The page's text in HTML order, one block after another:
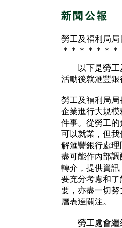
勞工及福利局
＊＊＊＊＊＊
以下是勞工及
活動後就滙豐
勞工及福利局
企業進行大規
件事。從勞工
可以就業，但
解滙豐銀行處
盡可能作內部
轉介，提供資
要充分考慮和
要，亦盡一切
層表達關注。
勞工處會繼續